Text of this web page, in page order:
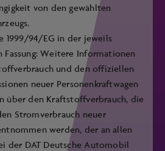
von den gewählten
1999/94/EG in der jeweils
Fassung: Weitere Informationen
und den offiziellen
neuer Personenkraftwagen
über den Kraftstoffverbrauch, die
Stromverbrauch neuer
werden, der an allen
der DAT Deutsche Automobil